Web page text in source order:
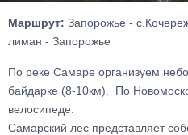
Маршрут: Запорожье -
лиман - Запорожье
По реке Самаре организуем
байдарке (8-10км). По
велосипеде.
Самарский лес представляет